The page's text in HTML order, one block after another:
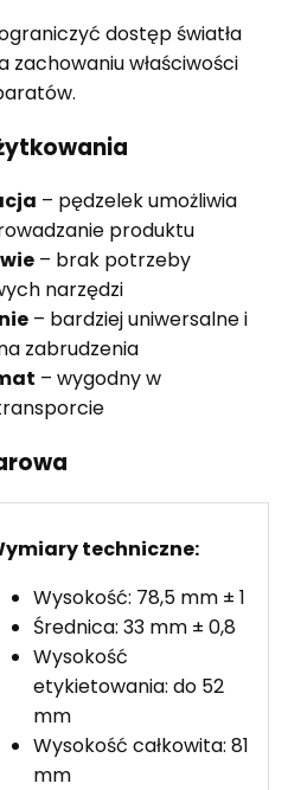
dostęp światła
zachowaniu właściwości
– pędzelek umożliwia
produktu
– brak potrzeby
narzędzi
– bardziej uniwersalne i
zabrudzenia
– wygodny w
techniczne:
Wysokość: 78,5 mm ± 1
Średnica: 33 mm ± 0,8
Wysokość
etykietowania: do 52
mm
Wysokość całkowita: 81
mm